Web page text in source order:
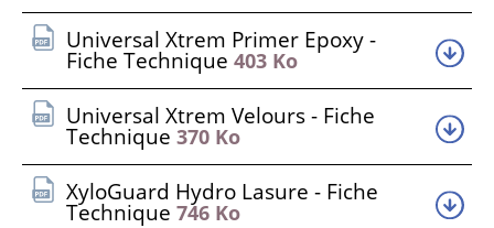
Universal Xtrem Primer Epoxy -
Fiche Technique 403 Ko
Universal Xtrem Velours - Fiche
Technique 370 Ko
XyloGuard Hydro Lasure - Fiche
Technique 746 Ko